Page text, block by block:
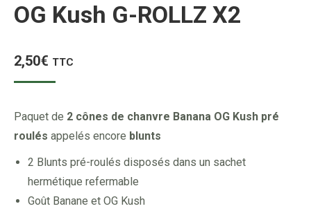
OG Kush G-ROLLZ X2
2,50€ TTC
Paquet de 2 cônes de chanvre Banana OG Kush pré
roulés appelés encore blunts
2 Blunts pré-roulés disposés dans un sachet
hermétique refermable
Goût Banane et OG Kush